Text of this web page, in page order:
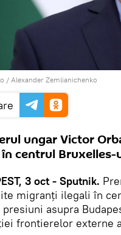
/ Alexander Zemlianichenko
ungar Victor
centrul Bruxelles-
3 oct - Sputnik.
migranți ilegali în
presiuni asupra
frontierelor externe